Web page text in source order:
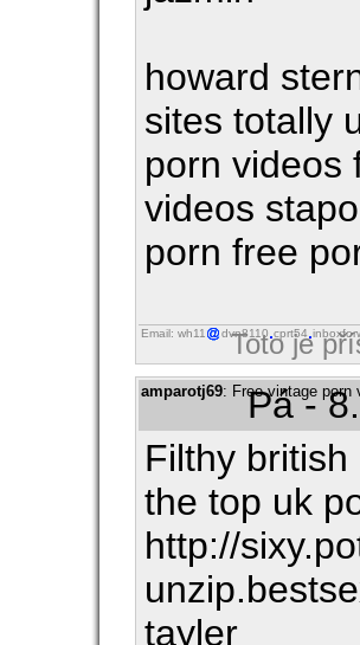
howard
sites totally
porn videos
videos
porn free
Email: wh11 dvn8110 cprt54
Toto je
amparotj69: Free vintage porn
Pá -
Filthy
the top uk
http://
tayler